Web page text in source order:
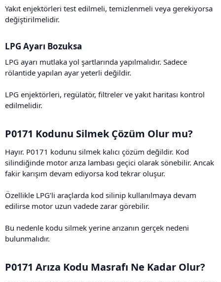
Yakıt enjektörleri test edilmeli, temizlenmeli veya gerekiyorsa
değiştirilmelidir.
LPG Ayarı Bozuksa​
LPG ayarı mutlaka yol şartlarında yapılmalıdır. Sadece
rölantide yapılan ayar yeterli değildir.
LPG enjektörleri, regülatör, filtreler ve yakıt haritası kontrol
edilmelidir.
P0171 Kodunu Silmek Çözüm Olur mu?​
Hayır. P0171 kodunu silmek kalıcı çözüm değildir. Kod
silindiğinde motor arıza lambası geçici olarak sönebilir. Ancak
fakir karışım devam ediyorsa kod tekrar oluşur.
Özellikle LPG’li araçlarda kod silinip kullanılmaya devam
edilirse motor uzun vadede zarar görebilir.
Bu nedenle kodu silmek yerine arızanın gerçek nedeni
bulunmalıdır.
P0171 Arıza Kodu Masrafı Ne Kadar Olur?​